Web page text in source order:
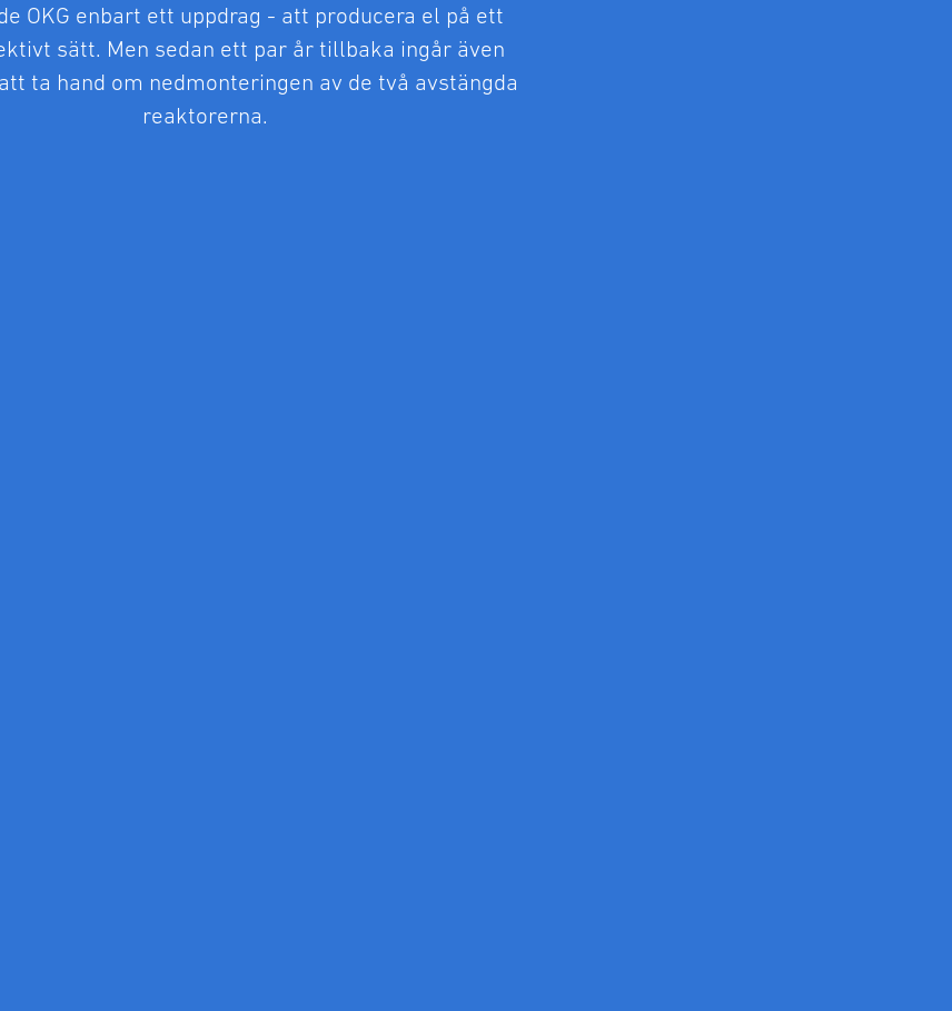
OKG enbart ett uppdrag - att producera el på ett
sätt. Men sedan ett par år tillbaka ingår även
ta hand om nedmonteringen av de två avstängda
reaktorerna.